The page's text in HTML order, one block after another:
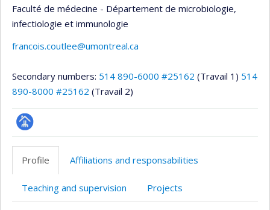
Faculté de médecine - Département de microbiologie,
infectiologie et immunologie
francois.coutlee@umontreal.ca
Secondary numbers: 514 890-6000 #25162 (Travail 1) 514
890-8000 #25162 (Travail 2)
Page
professionnelle
Profile Affiliations and responsabilities
Teaching and supervision Projects